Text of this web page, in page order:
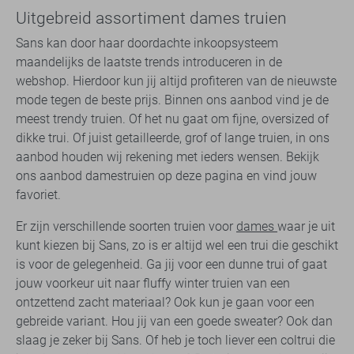
Uitgebreid assortiment dames truien
Sans kan door haar doordachte inkoopsysteem
maandelijks de laatste trends introduceren in de
webshop. Hierdoor kun jij altijd profiteren van de nieuwste
mode tegen de beste prijs. Binnen ons aanbod vind je de
meest trendy truien. Of het nu gaat om fijne, oversized of
dikke trui. Of juist getailleerde, grof of lange truien, in ons
aanbod houden wij rekening met ieders wensen. Bekijk
ons aanbod damestruien op deze pagina en vind jouw
favoriet.
Er zijn verschillende soorten truien voor dames waar je uit
kunt kiezen bij Sans, zo is er altijd wel een trui die geschikt
is voor de gelegenheid. Ga jij voor een dunne trui of gaat
jouw voorkeur uit naar fluffy winter truien van een
ontzettend zacht materiaal? Ook kun je gaan voor een
gebreide variant. Hou jij van een goede sweater? Ook dan
slaag je zeker bij Sans. Of heb je toch liever een coltrui die